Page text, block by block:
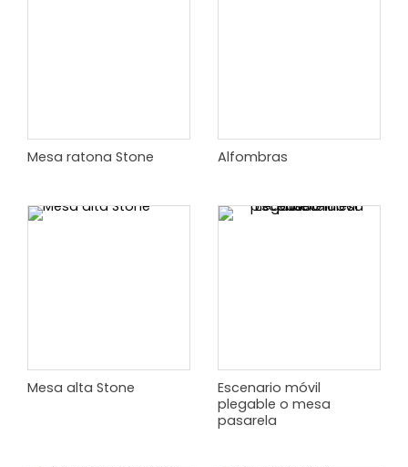
Mesa ratona Stone Alfombras
Mesa alta Stone
Escenario móvil
plegable o mesa
pasarela